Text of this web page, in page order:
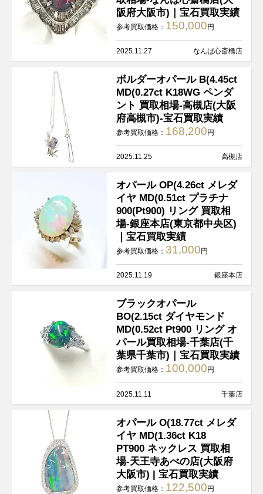
阪府大阪市)｜宝石買取実績
参考買取価格： 150,000 円
2025.11.27 なんば心斎橋店
ボルダーオパール B(4.45ct
MD(0.27ct K18WG ペンダ
ント 買取相場-高槻店(大阪
府高槻市)-宝石買取実績
参考買取価格： 168,200 円
2025.11.25 高槻店
オパール OP(4.26ct メレダ
イヤ MD(0.51ct プラチナ
900(Pt900) リング 買取相
場-銀座本店(東京都中央区)
｜宝石買取実績
参考買取価格： 31,000 円
2025.11.19 銀座本店
ブラックオパール
BO(2.15ct ダイヤモンド
MD(0.52ct Pt900 リング オ
パール買取相場-千葉店(千
葉県千葉市)｜宝石買取実績
参考買取価格： 100,000 円
2025.11.11 千葉店
オパール O(18.77ct メレダ
イヤ MD(1.36ct K18
PT900 ネックレス 買取相
場-天王寺あべの店(大阪府
大阪市) | 宝石買取実績
参考買取価格： 122,500円